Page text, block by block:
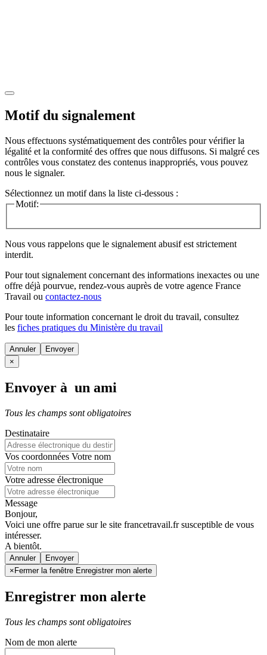
Motif du signalement
Nous effectuons systématiquement des contrôles pour vérifier la
légalité et la conformité des offres que nous diffusons. Si malgré ces
contrôles vous constatez des contenus inappropriés, vous pouvez
nous le signaler.
Sélectionnez un motif dans la liste ci-dessous :
Motif:
Nous vous rappelons que le signalement abusif est strictement
interdit.
Pour tout signalement concernant des informations inexactes ou une
offre déjà pourvue, rendez-vous auprès de votre agence France
Travail ou contactez-nous
Pour toute information concernant le droit du travail, consultez
les fiches pratiques du Ministère du travail
Annuler
×
Envoyer à un ami
Tous les champs sont obligatoires
Destinataire
Vos coordonnées Votre nom
Votre adresse électronique
Message
Bonjour,
Voici une offre parue sur le site francetravail.fr susceptible de vous
intéresser.
A bientôt.
Annuler
× Fermer la fenêtre Enregistrer mon alerte
Enregistrer mon alerte
Tous les champs sont obligatoires
Nom de mon alerte